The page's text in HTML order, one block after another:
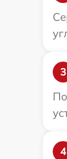
3
4